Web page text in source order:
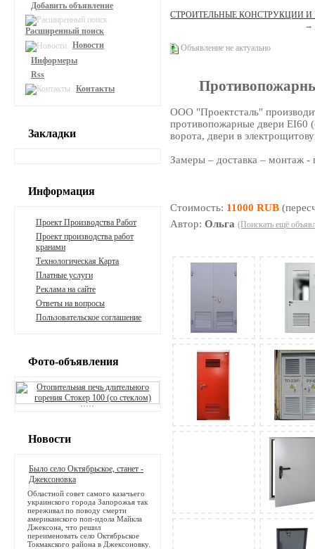
СТРОИТЕЛЬНЫЕ КОНСТРУКЦИИ И
→
Объявление не актуально
ООО "Проектсталь"
противопожарные двери EI60
ворота, двери в
Замеры – доставка – монтаж -
Стоимость: 11000 RUB
Автор:Ольга (Поискать ещё
Добавить объявление
Расширенный поиск
Новости
Информеры
Rss
Контакты
Закладки
Информация
Проект Производства Работ
Проект производства работ
кранами
Технологическая Карта
Платные услуги
Реклама на сайте
Ответы на вопросы
Пользовательское соглашение
Фото-объявления
Новости
Было село Октябрьское, станет -
Джексоновка
Областной совет самого казачьего
украинского города Запорожья так
переживал по поводу смерти
американского поп-идола Майкла
Джексона, что решил
переименовать село Октябрьское
Токмакского района в Джексоновку.